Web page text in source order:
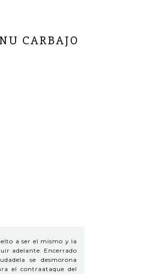
CARBAJO
a ser el mismo y la
adelante. Encerrado
se desmorona
el contraataque del